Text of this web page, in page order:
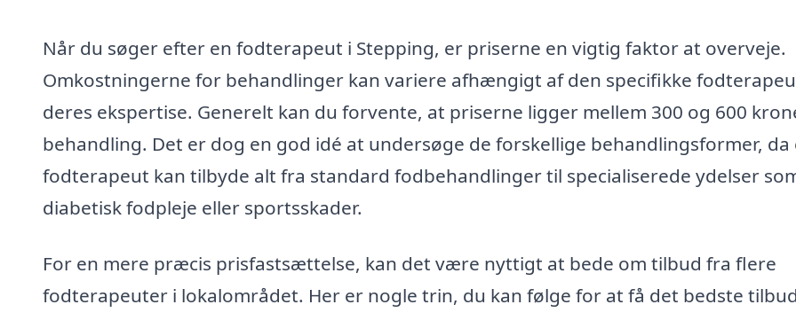
Når du søger efter en fodterapeut i Stepping, er priserne en vigtig faktor at overveje.
Omkostningerne for behandlinger kan variere afhængigt af den specifikke
deres ekspertise. Generelt kan du forvente, at priserne ligger mellem 300 og 600
behandling. Det er dog en god idé at undersøge de forskellige behandlingsformer, da
fodterapeut kan tilbyde alt fra standard fodbehandlinger til specialiserede ydelser
diabetisk fodpleje eller sportsskader.
For en mere præcis prisfastsættelse, kan det være nyttigt at bede om tilbud fra flere
fodterapeuter i lokalområdet. Her er nogle trin, du kan følge for at få det bedste